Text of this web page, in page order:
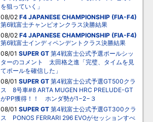
を狙っていく」
08/02 F4 JAPANESE CHAMPIONSHIP (FIA-F4)
第6戦富士チャンピオンクラス決勝結果
08/02 F4 JAPANESE CHAMPIONSHIP (FIA-F4)
第6戦富士インディペンデントクラス決勝結果
08/01 SUPER GT 第4戦富士公式予選ポールシッ
ターのコメント 太田格之進「完璧、タイムを見
てポールを確信した」
08/01 SUPER GT 第4戦富士公式予選GT500クラ
ス 8号車#8 ARTA MUGEN HRC PRELUDE-GT
がPP獲得！！ ホンダ勢が1−2−３
08/01 SUPER GT 第4戦富士公式予選GT300クラ
ス PONOS FERRARI 296 EVOがセッションすべ